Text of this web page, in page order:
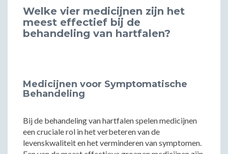
Welke vier medicijnen zijn het
meest effectief bij de
behandeling van hartfalen?
Medicijnen voor Symptomatische
Behandeling
Bij de behandeling van hartfalen spelen medicijnen
een cruciale rol in het verbeteren van de
levenskwaliteit en het verminderen van symptomen.